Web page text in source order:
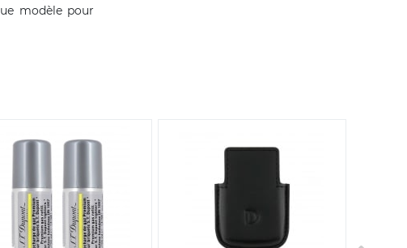
modèle pour